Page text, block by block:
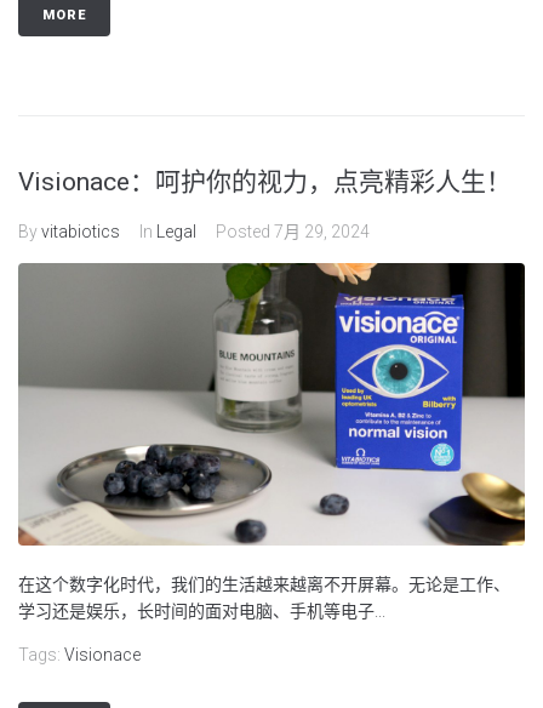
MORE
Visionace：呵护你的视力，点亮精彩人生！
Byvitabiotics In Legal Posted 7月 29, 2024
在这个数字化时代，我们的生活越来越离不开屏幕。无论是工作、
学习还是娱乐，长时间的面对电脑、手机等电子...
Tags: Visionace